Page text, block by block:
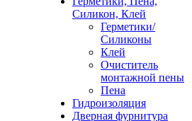
Силикон, Клей
Герметики/
Силиконы
Клей
Очиститель
монтажной пены
Пена
Гидроизоляция
Дверная фурнитура